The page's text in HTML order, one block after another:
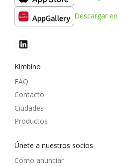
Descargar en
Kimbino
FAQ
Contacto
Ciudades
Productos
Únete a nuestros socios
Cómo anunciar